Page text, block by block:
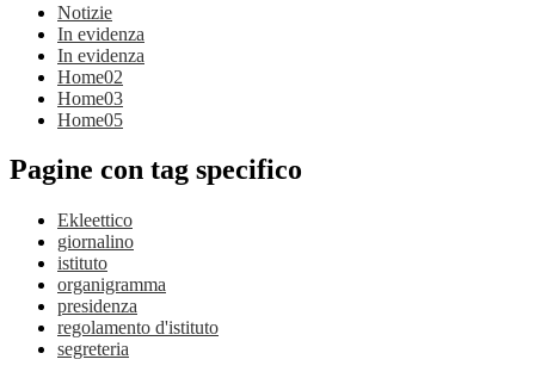
Notizie
In evidenza
In evidenza
Home02
Home03
Home05
Pagine con tag specifico
Ekleettico
giornalino
istituto
organigramma
presidenza
regolamento d'istituto
segreteria